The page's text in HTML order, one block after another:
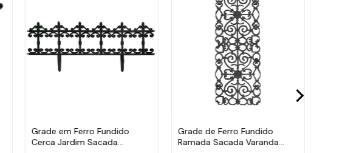
Grade em Ferro Fundido
Cerca Jardim Sacada
Grade de Ferro Fundido
Ramada Sacada Varanda